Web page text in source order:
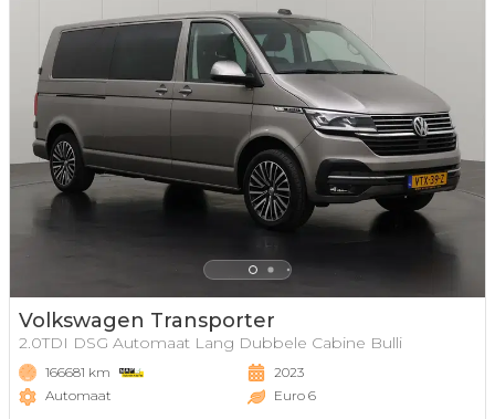
Volkswagen Transporter
2.0TDI DSG Automaat Lang Dubbele Cabine Bulli
166681 km
Automaat
2023
Euro 6